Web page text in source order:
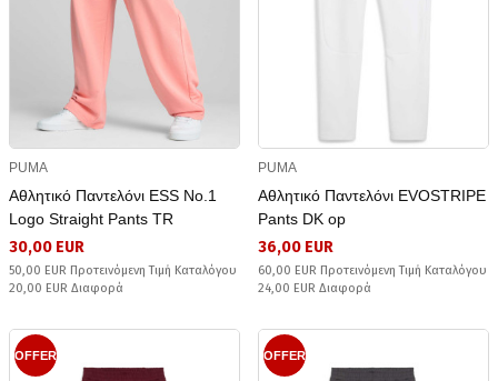
PUMA
Αθλητικό Παντελόνι ESS No.1
Logo Straight Pants TR
30,00 EUR
50,00 EUR Προτεινόμενη Τιμή Καταλόγου
20,00 EUR Διαφορά
PUMA
Αθλητικό Παντελόνι EVOSTRIPE
Pants DK op
36,00 EUR
60,00 EUR Προτεινόμενη Τιμή Καταλόγου
24,00 EUR Διαφορά
OFFER OFFER